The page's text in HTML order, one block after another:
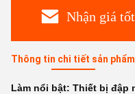
Nhận giá
Thông tin chi tiết sản phẩm
Làm nổi bật: Thiết bị đập